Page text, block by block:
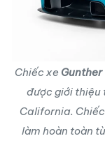
Chiếc xe Gunther
được giới thiệu
California. Chiếc
làm hoàn toàn